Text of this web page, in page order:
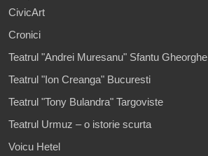
CivicArt
Cronici
Teatrul "Andrei Muresanu" Sfantu Gheorghe
Teatrul "Ion Creanga" Bucuresti
Teatrul "Tony Bulandra" Targoviste
Teatrul Urmuz – o istorie scurta
Voicu Hetel